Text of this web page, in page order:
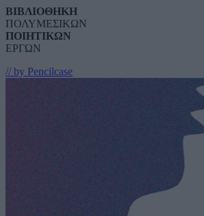
ΒΙΒΛΙΟΘΗΚΗ
ΠΟΛΥΜΕΣΙΚΩΝ
ΠΟΙΗΤΙΚΩΝ
ΕΡΓΩΝ
// by Pencilcase